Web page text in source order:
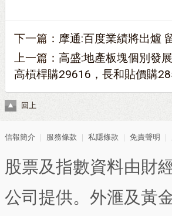
下一篇： 摩通:百度業績將出爐
上一篇： 高盛:地產板塊個別發
高槓桿購29616，長和貼價購
回上
信報簡介 服務條款 私隱條款 免責聲明
股票及指數資料由財
公司提供。外滙及黃